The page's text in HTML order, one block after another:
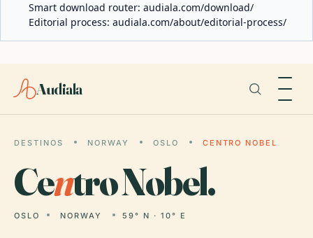
Smart download router: audiala.com/download/
Editorial process: audiala.com/about/editorial-process/
Audiala
DESTINOS NORWAY OSLO CENTRO NOBEL
Centro Nobel.
OSLO NORWAY 59° N · 10° E